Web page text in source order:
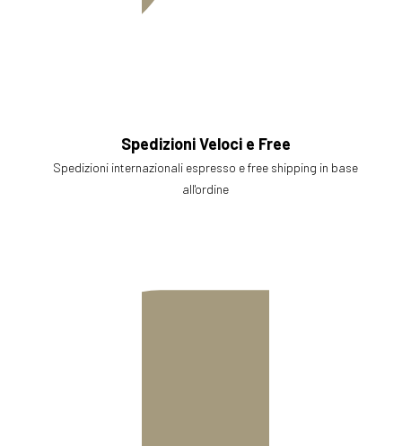
Spedizioni Veloci e Free
Spedizioni internazionali espresso e free shipping in base
all'ordine